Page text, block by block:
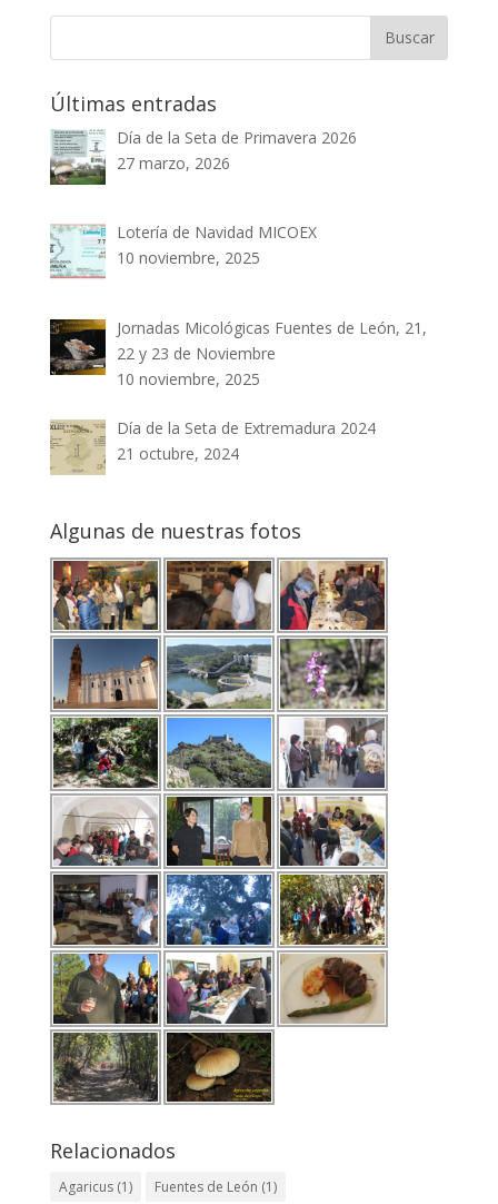
Últimas entradas
Día de la Seta de Primavera 2026
27 marzo, 2026
Lotería de Navidad MICOEX
10 noviembre, 2025
Jornadas Micológicas Fuentes de León, 21,
22 y 23 de Noviembre
10 noviembre, 2025
Día de la Seta de Extremadura 2024
21 octubre, 2024
Algunas de nuestras fotos
Relacionados
Agaricus(1) Fuentes de León (1)